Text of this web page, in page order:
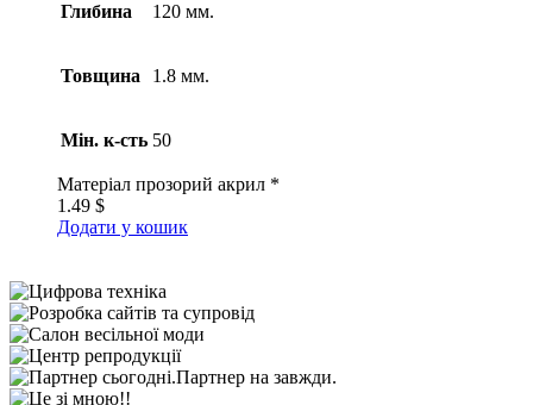
Глибина 120 мм.
Товщина 1.8 мм.
Мін. к-сть 50
Матеріал прозорий акрил *
1.49 $
Додати у кошик